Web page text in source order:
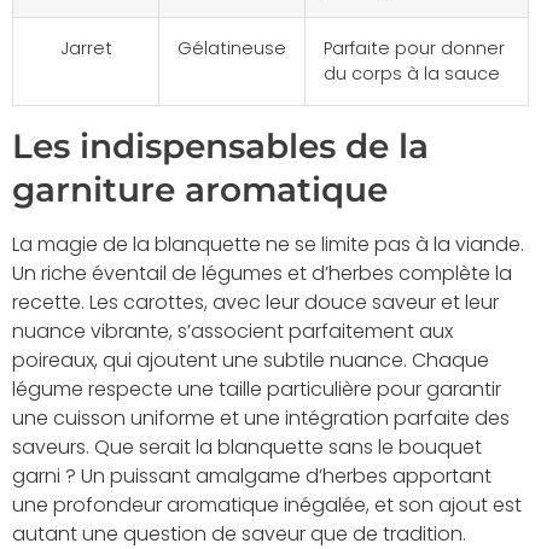
Jarret Gélatineuse
Parfaite pour donner
du corps à la sauce
Les indispensables de la
garniture aromatique
La magie de la blanquette ne se limite pas à la viande.
Un riche éventail de légumes et d’herbes complète la
recette. Les carottes, avec leur douce saveur et leur
nuance vibrante, s’associent parfaitement aux
poireaux, qui ajoutent une subtile nuance. Chaque
légume respecte une taille particulière pour garantir
une cuisson uniforme et une intégration parfaite des
saveurs. Que serait la blanquette sans le bouquet
garni ? Un puissant amalgame d’herbes apportant
une profondeur aromatique inégalée, et son ajout est
autant une question de saveur que de tradition.